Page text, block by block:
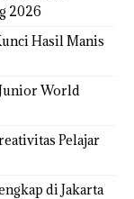
2026
Hasil Manis
World
Pelajar
di Jakarta